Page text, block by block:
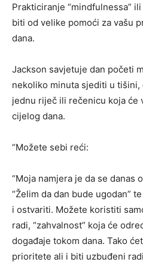
Prakticiranje “mindfulnessa”
biti od velike pomoći za vašu
dana.
Jackson savjetuje dan početi
nekoliko minuta sjediti u
jednu riječ ili rečenicu koja će
cijelog dana.
“Možete sebi reći:
“Moja namjera je da se danas
“Želim da dan bude ugodan”
i ostvariti. Možete koristiti
radi, “zahvalnost” koja će
događaje tokom dana. Tako
prioritete ali i biti uzbuđeni